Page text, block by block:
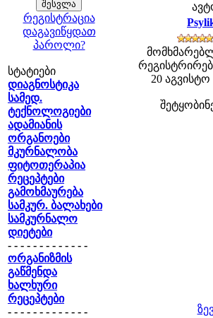
რეგისტრაცია
დაგავიწყდათ
პაროლი?
სტატიები
დიაგნოსტიკა
სამედ.
ტექნოლოგიები
ადამიანის
ორგანოები
მკურნალობა
ფიტოთერაპია
რეცეპტები
გამოხმაურება
სამკურ. ბალახები
სამკურნალო
დიეტები
- - - - - - - - - - - - -
ორგანიზმის
გაწმენდა
ხალხური
რეცეპტები
- - - - - - - - - - - - -
20 აგვისტო